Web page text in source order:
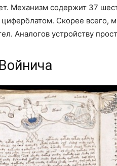
Механизм содержит 37
Скорее всего,
Аналогов устройству